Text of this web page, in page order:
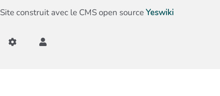
Site construit avec le CMS open sourceYeswiki